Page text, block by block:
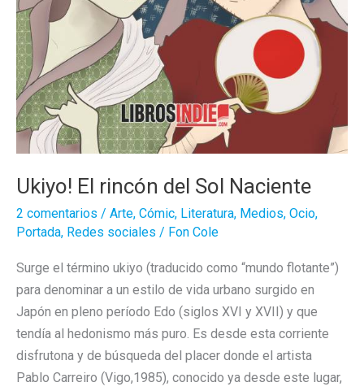
Ukiyo! El rincón del Sol Naciente
2 comentarios / Arte, Cómic, Literatura, Medios, Ocio,
Portada, Redes sociales / Fon Cole
Surge el término ukiyo (traducido como “mundo flotante”)
para denominar a un estilo de vida urbano surgido en
Japón en pleno período Edo (siglos XVI y XVII) y que
tendía al hedonismo más puro. Es desde esta corriente
disfrutona y de búsqueda del placer donde el artista
Pablo Carreiro (Vigo,1985), conocido ya desde este lugar,